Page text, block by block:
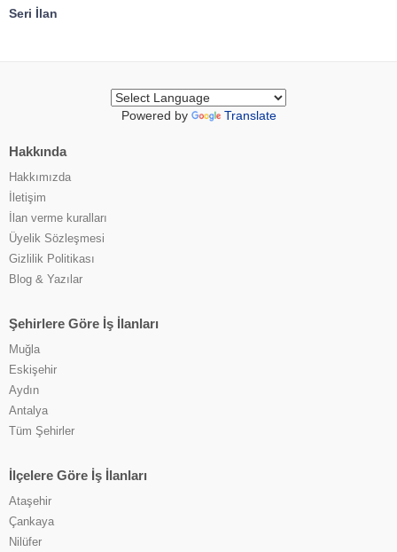
Seri İlan
Powered by Translate
Hakkında
Hakkımızda
İletişim
İlan verme kuralları
Üyelik Sözleşmesi
Gizlilik Politikası
Blog & Yazılar
Şehirlere Göre İş İlanları
Muğla
Eskişehir
Aydın
Antalya
Tüm Şehirler
İlçelere Göre İş İlanları
Ataşehir
Çankaya
Nilüfer